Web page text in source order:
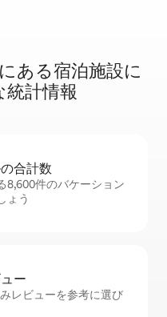
あ⁠る宿⁠泊⁠施⁠設⁠に
統⁠計⁠情⁠報
合⁠計⁠数
8,600件のバケーション
ょう
ー
レビューを参考に選び